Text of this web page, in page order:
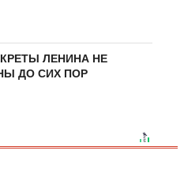
ЛЕНИНА НЕ
ДО СИХ ПОР